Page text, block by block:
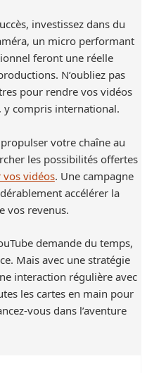
investissez dans du
un micro performant
feront une réelle
N’oubliez pas
pour rendre vos vidéos
y compris international.
votre chaîne au
les possibilités offertes
vidéos. Une campagne
accélérer la
vos revenus.
demande du temps,
Mais avec une stratégie
interaction régulière avec
les cartes en main pour
vous dans l’aventure